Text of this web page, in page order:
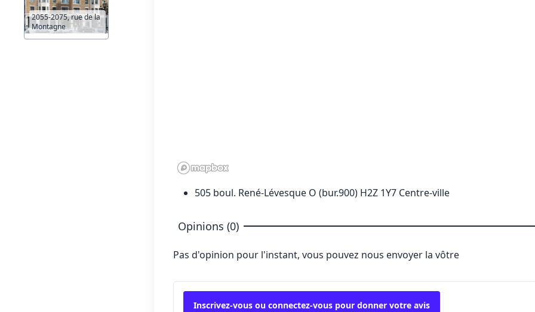
2055-2075, rue de la
Montagne
505 boul. René-Lévesque O (bur.900) H2Z 1Y7 Centre-ville
Opinions (0)
Pas d'opinion pour l'instant, vous pouvez nous envoyer la vôtre
Inscrivez-vous ou connectez-vous pour donner votre avis